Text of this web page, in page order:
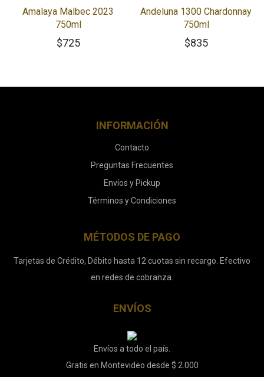
Amalaya Malbec 2023
750ml
$725
Andeluna 1300 Chardonnay
750ml
$835
INFORMACIÓN
Contacto
Preguntas Frecuentes
Envíos y Pickup
Términos y Condiciones
MÉTODOS DE PAGO
Tarjetas de Crédito, Débito hasta 12 cuotas sin recargo. Efectivo
en redes de cobranza.
ENVÍOS
Envíos a todo el país.
Gratis en Montevideo desde $ 2.000